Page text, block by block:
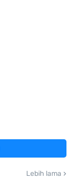
Lebih lama